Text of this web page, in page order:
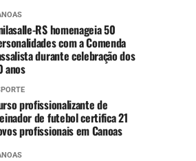
RS homenageia 50
com a Comenda
durante celebração dos
anos
profissionalizante de
de futebol certifica 21
profissionais em Canoas